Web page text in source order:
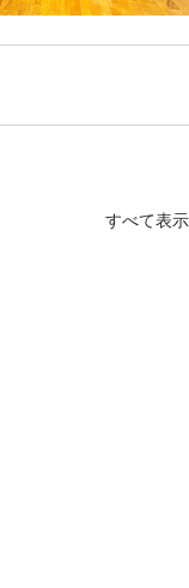
すべて表示